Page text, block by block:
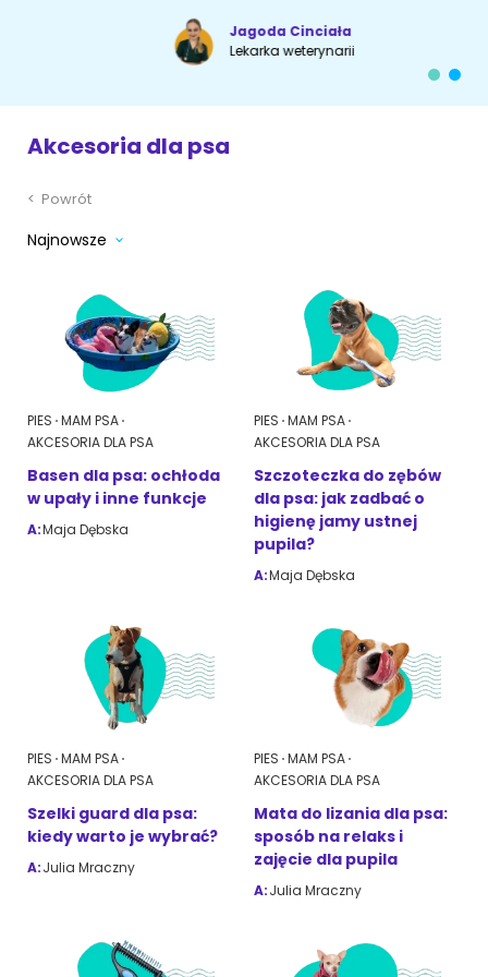
Akcesoria dla psa
Sznaucer miniaturowy
Owczarek niemiecki
Wyszukiwarka ras psów
Przyjazne miejsca Adopcje
Kot syberyjski
Kot perski
Kot rosyjski niebieski
Jagoda Cinciała
Lekarka weterynarii
Akcesoria dla psa
< Powrót
Najnowsze
PIES MAM PSA
AKCESORIA DLA PSA
Basen dla psa: ochłoda
w upały i inne funkcje
A:Maja Dębska
PIES MAM PSA
AKCESORIA DLA PSA
Szczoteczka do zębów
dla psa: jak zadbać o
higienę jamy ustnej
pupila?
A:Maja Dębska
PIES MAM PSA
AKCESORIA DLA PSA
Szelki guard dla psa:
kiedy warto je wybrać?
A:Julia Mraczny
PIES MAM PSA
AKCESORIA DLA PSA
Mata do lizania dla psa:
sposób na relaks i
zajęcie dla pupila
A:Julia Mraczny